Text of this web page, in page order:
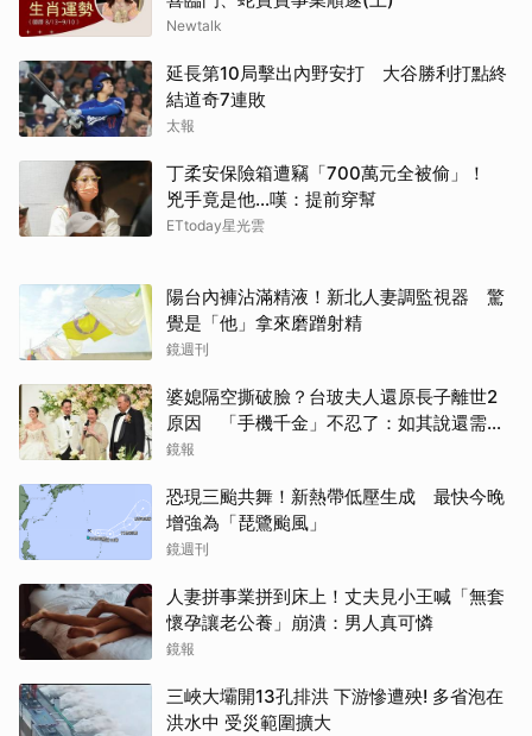
Newtalk
延長第10局擊出內野安打 大谷勝利打點終
結道奇7連敗
太報
丁柔安保險箱遭竊「700萬元全被偷」！
兇手竟是他...嘆：提前穿幫
ETtoday星光雲
陽台內褲沾滿精液！新北人妻調監視器 驚
覺是「他」拿來磨蹭射精
鏡週刊
婆媳隔空撕破臉？台玻夫人還原長子離世2
原因 「手機千金」不忍了：如其說還需要
離開嗎？
鏡報
恐現三颱共舞！新熱帶低壓生成 最快今晚
增強為「琵鷺颱風」
鏡週刊
人妻拼事業拼到床上！丈夫見小王喊「無套
懷孕讓老公養」崩潰：男人真可憐
鏡報
三峽大壩開13孔排洪 下游慘遭殃! 多省泡在
洪水中 受災範圍擴大